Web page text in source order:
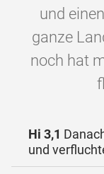
und
ganze
noch hat
Hi 3,1
und